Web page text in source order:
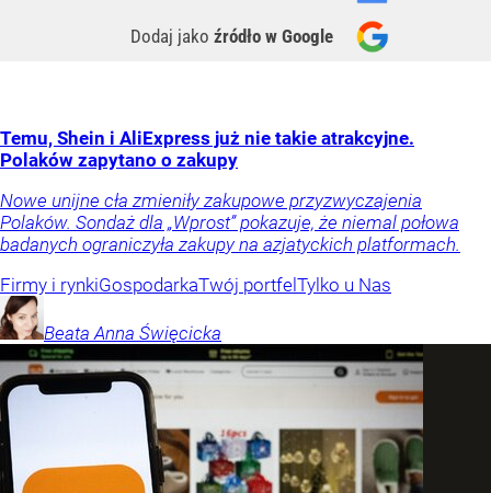
Dodaj jako źródło w Google
Temu, Shein i AliExpress już nie takie atrakcyjne.
Polaków zapytano o zakupy
Nowe unijne cła zmieniły zakupowe przyzwyczajenia
Polaków. Sondaż dla „Wprost” pokazuje, że niemal połowa
badanych ograniczyła zakupy na azjatyckich platformach.
Firmy i rynkiGospodarkaTwój portfel Tylko u Nas
Beata Anna Święcicka